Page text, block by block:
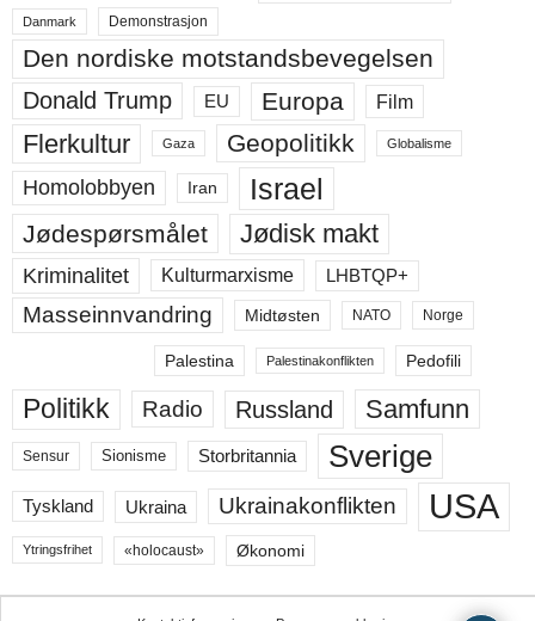
Danmark Demonstrasjon
Den nordiske motstandsbevegelsen
Donald Trump EU Europa Film
Flerkultur Gaza Geopolitikk Globalisme
Homolobbyen Iran Israel
Jødespørsmålet Jødisk makt
Kriminalitet Kulturmarxisme LHBTQP+
Masseinnvandring Midtøsten NATO Norge
Palestina Palestinakonflikten Pedofili
Politikk Radio Russland Samfunn
Sensur Sionisme Storbritannia Sverige
Tyskland Ukraina Ukrainakonflikten USA
Ytringsfrihet «holocaust» Økonomi